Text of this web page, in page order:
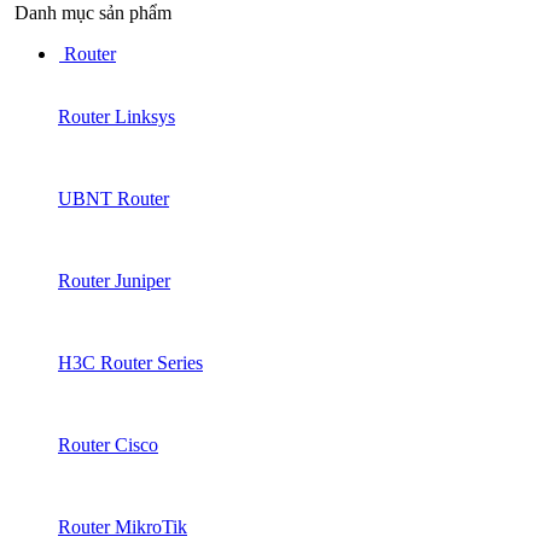
Danh mục sản phẩm
Router
Router Linksys
UBNT Router
Router Juniper
H3C Router Series
Router Cisco
Router MikroTik